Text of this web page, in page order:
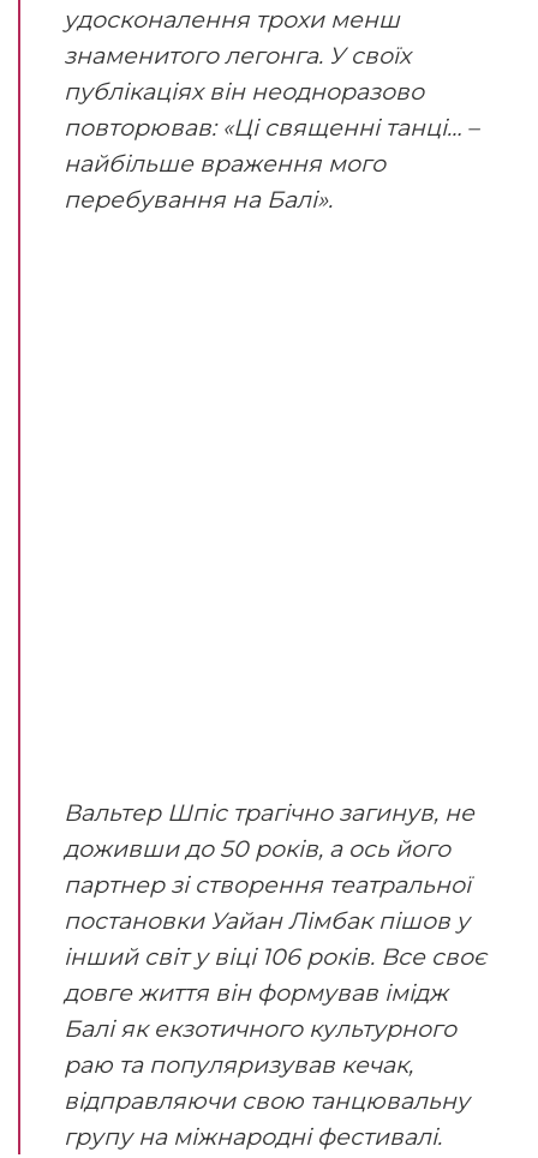
удосконалення трохи менш
знаменитого легонга. У своїх
публікаціях він неодноразово
повторював: «Ці священні танці… –
найбільше враження мого
перебування на Балі».
Вальтер Шпіс трагічно загинув, не
доживши до 50 років, а ось його
партнер зі створення театральної
постановки Уайан Лімбак пішов у
інший світ у віці 106 років. Все своє
довге життя він формував імідж
Балі як екзотичного культурного
раю та популяризував кечак,
відправляючи свою танцювальну
групу на міжнародні фестивалі.